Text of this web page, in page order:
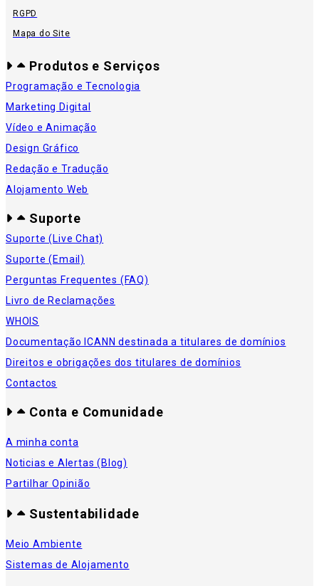
RGPD
Mapa do Site
Produtos e Serviços
Programação e Tecnologia
Marketing Digital
Vídeo e Animação
Design Gráfico
Redação e Tradução
Alojamento Web
Suporte
Suporte (Live Chat)
Suporte (Email)
Perguntas Frequentes (FAQ)
Livro de Reclamações
WHOIS
Documentação ICANN destinada a titulares de domínios
Direitos e obrigações dos titulares de domínios
Contactos
Conta e Comunidade
A minha conta
Noticias e Alertas (Blog)
Partilhar Opinião
Sustentabilidade
Meio Ambiente
Sistemas de Alojamento